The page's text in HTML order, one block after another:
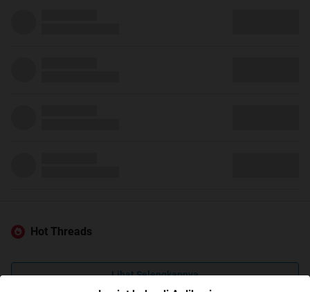
Hot Threads
Lihat Selengkapnya